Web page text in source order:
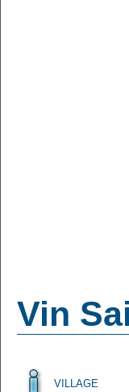
Vin
VILLAGE